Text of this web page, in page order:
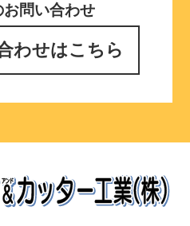
お問い合わせ
わせはこちら